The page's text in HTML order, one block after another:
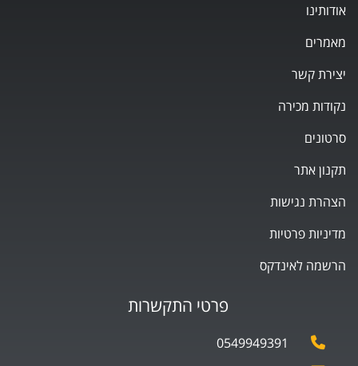
פרטי התקשרות
0549949391
אודותינו
מאמרים
יצירת קשר
נקודות מכירה
סרטונים
תקנון אתר
הצהרת נגישות
מדיניות פרטיות
הרשמה לאינדקס